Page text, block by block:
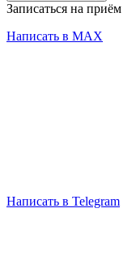
Записаться на приём
Написать в MAX
Написать в Telegram